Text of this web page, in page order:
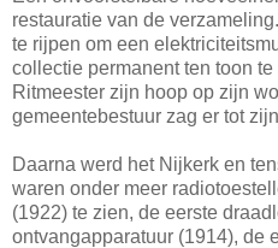
restauratie van de
te rijpen om een
collectie permanent ten toon
Ritmeester zijn hoop op zijn
gemeentebestuur zag er tot
Daarna werd het Nijkerk en
waren onder meer
(1922) te zien, de eerste
ontvangapparatuur (1914), de